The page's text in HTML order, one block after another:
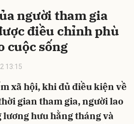
người tham gia
điều chỉnh phù
cuộc sống
13:15
xã hội, khi đủ điều kiện về
gian tham gia, người lao
lương hưu hằng tháng và